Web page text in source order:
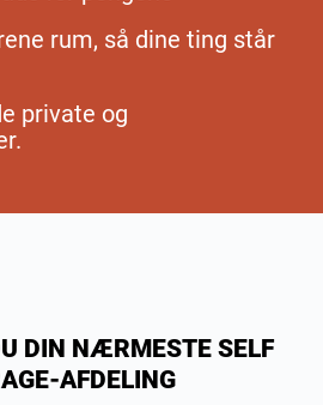
rum, så dine ting står
private og
DIN NÆRMESTE SELF
AFDELING